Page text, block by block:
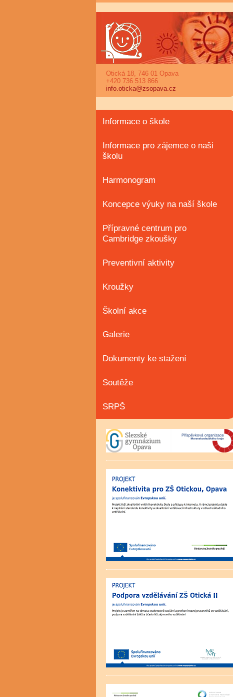
Otická 18, 746 01 Opava
+420 736 513 866
info.oticka@zsopava.cz
Informace o škole
Informace pro zájemce o naši
školu
Harmonogram
Koncepce výuky na naší škole
Přípravné centrum pro
Cambridge zkoušky
Preventivní aktivity
Kroužky
Školní akce
Galerie
Dokumenty ke stažení
Soutěže
SRPŠ